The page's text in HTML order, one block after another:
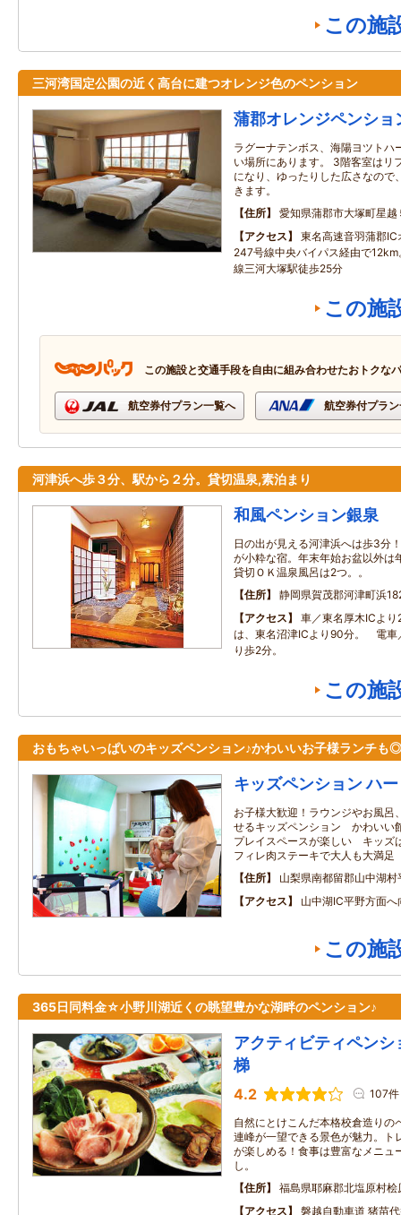
この施
三河湾国定公園の近く高台に建つオレンジ色のペンション
蒲郡オレンジペンショ
ラグーナテンボス、海陽ヨツトハ
い場所にあります。 3階客室はリ
になり、ゆったりした広さなので
きます。
住所
愛知県蒲郡市大塚町星越
アクセス
東名高速音羽蒲郡
247号線中央バイパス経由で
線三河大塚駅徒歩25分
この施
この施設と交通手段を自由に組み合わせたおトクな
航空券付プラン一覧へ 航空券付プラ
河津浜へ歩３分、駅から２分。貸切温泉,素泊まり
和風ペンション銀泉
日の出が見える河津浜へは歩3分
が小粋な宿。年末年始お盆以外は
貸切ＯＫ温泉風呂は2つ。。
住所
静岡県賀茂郡河津町浜
アクセス
車／東名厚木ICよ
は、東名沼津ICより90分。 電車
り歩2分。
この施
おもちゃいっぱいのキッズペンション♪かわいいお子様ランチも◎
キッズペンション ハ
お子様大歓迎！ラウンジやお風呂
せるキッズペンション かわいい
プレイスペースが楽しい キッズ
フィレ肉ステーキで大人も大満足
住所
山梨県南都留郡山中湖
アクセス
山中湖IC平野方面
この施
365日同料金☆小野川湖近くの眺望豊かな湖畔のペンション♪
アクティビティペンシ
梯
4.2 107件
自然にとけこんだ本格校倉造りの
連峰が一望できる景色が魅力。ト
が楽しめる！食事は豊富なメニュ
し。
住所
福島県耶麻郡北塩原村
アクセス
磐越自動車道 猪苗